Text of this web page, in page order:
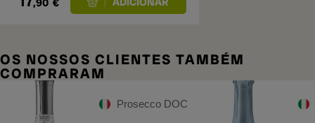
,90 €
OS NOSSOS CLIENTES TAMBÉM
COMPRARAM
Prosecco DOC